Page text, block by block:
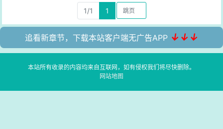
1/1 1
追看新章节，下载本站客户端无广告APP ↓↓↓
本站所有收录的内容均来自互联网，如有侵权我们将尽快删除。
网站地图